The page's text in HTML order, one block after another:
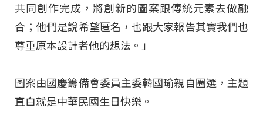
共同創作完成，將創新的圖案跟傳統元素去做融
合；他們是說希望匿名，也跟大家報告其實我們也
尊重原本設計者他的想法。」
圖案由國慶籌備會委員主委韓國瑜親自圈選，主題
直白就是中華民國生日快樂。